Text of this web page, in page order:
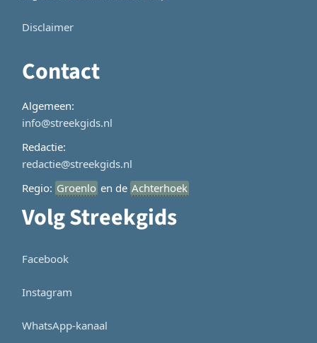
Disclaimer
Contact
Algemeen:
info@streekgids.nl
Redactie:
redactie@streekgids.nl
Regio: Groenlo en de Achterhoek
Volg Streekgids
Facebook
Instagram
WhatsApp-kanaal